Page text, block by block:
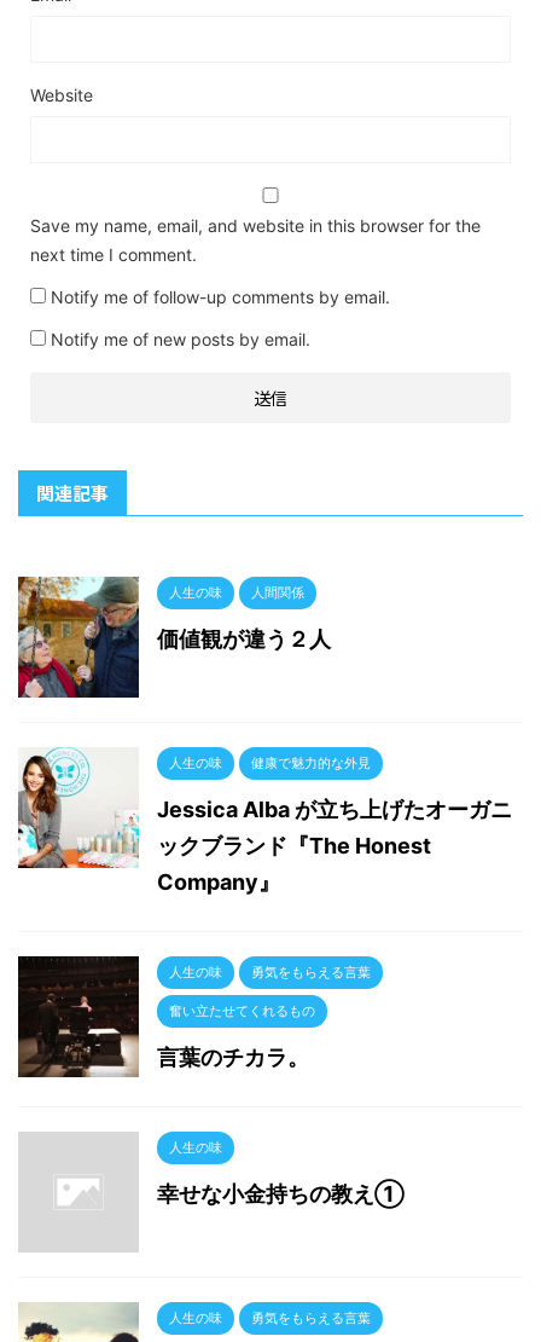
Website
Save my name, email, and website in this browser for the
next time I comment.
Notify me of follow-up comments by email.
Notify me of new posts by email.
関連記事
人生の味 人間関係
価値観が違う２人
人生の味 健康で魅力的な外見
Jessica Alba が立ち上げたオーガニ
ックブランド『The Honest
Company』
人生の味 勇気をもらえる言葉
奮い立たせてくれるもの
言葉のチカラ。
人生の味
幸せな小金持ちの教え①
人生の味 勇気をもらえる言葉